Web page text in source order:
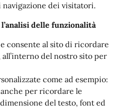
navigazione dei visitatori.
delle funzionalità
consente al sito di ricordare
del nostro sito per
come ad esempio:
per ricordare le
del testo, font ed